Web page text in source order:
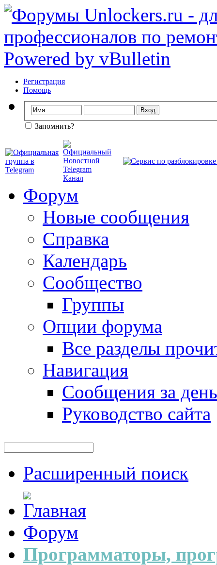
Регистрация
Помощь
Запомнить?
Форум
Новые сообщения
Справка
Календарь
Сообщество
Группы
Опции форума
Все разделы
Навигация
Сообщения за день
Руководство сайта
Расширенный поиск
Форум
Программаторы,